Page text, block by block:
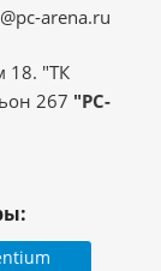
arena.ru
18. "ТК
267 "PC-